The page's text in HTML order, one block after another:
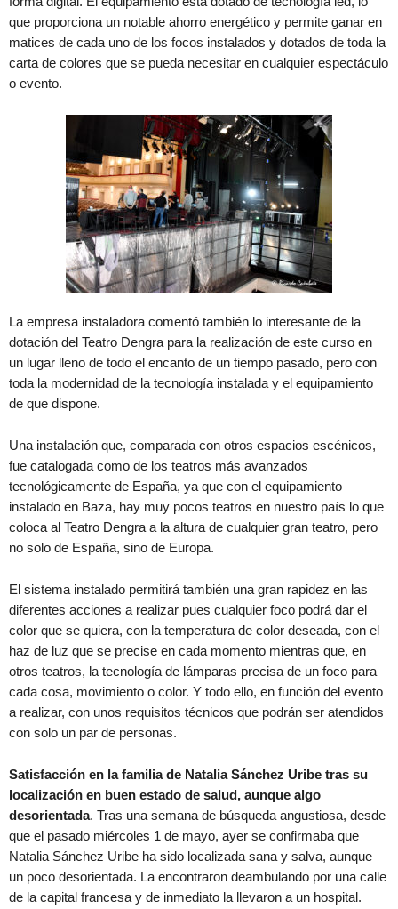
que proporciona un notable ahorro energético y permite ganar en
matices de cada uno de los focos instalados y dotados de toda la
carta de colores que se pueda necesitar en cualquier espectáculo
o evento.
La empresa instaladora comentó también lo interesante de la
dotación del Teatro Dengra para la realización de este curso en
un lugar lleno de todo el encanto de un tiempo pasado, pero con
toda la modernidad de la tecnología instalada y el equipamiento
de que dispone.
Una instalación que, comparada con otros espacios escénicos,
fue catalogada como de los teatros más avanzados
tecnológicamente de España, ya que con el equipamiento
instalado en Baza, hay muy pocos teatros en nuestro país lo que
coloca al Teatro Dengra a la altura de cualquier gran teatro, pero
no solo de España, sino de Europa.
El sistema instalado permitirá también una gran rapidez en las
diferentes acciones a realizar pues cualquier foco podrá dar el
color que se quiera, con la temperatura de color deseada, con el
haz de luz que se precise en cada momento mientras que, en
otros teatros, la tecnología de lámparas precisa de un foco para
cada cosa, movimiento o color. Y todo ello, en función del evento
a realizar, con unos requisitos técnicos que podrán ser atendidos
con solo un par de personas.
Satisfacción en la familia de Natalia Sánchez Uribe tras su
localización en buen estado de salud, aunque algo
desorientada. Tras una semana de búsqueda angustiosa, desde
que el pasado miércoles 1 de mayo, ayer se confirmaba que
Natalia Sánchez Uribe ha sido localizada sana y salva, aunque
un poco desorientada. La encontraron deambulando por una calle
de la capital francesa y de inmediato la llevaron a un hospital.